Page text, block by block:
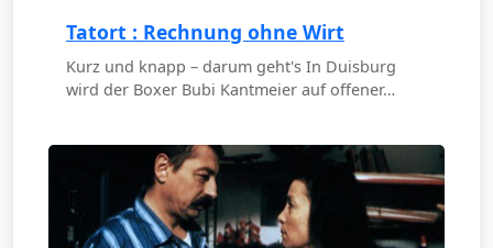
Tatort : Rechnung ohne Wirt
Kurz und knapp – darum geht's In Duisburg
wird der Boxer Bubi Kantmeier auf offener…